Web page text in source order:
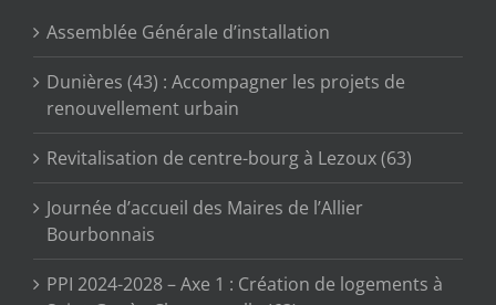
Assemblée Générale d’installation
Dunières (43) : Accompagner les projets de
renouvellement urbain
Revitalisation de centre-bourg à Lezoux (63)
Journée d’accueil des Maires de l’Allier
Bourbonnais
PPI 2024-2028 – Axe 1 : Création de logements à